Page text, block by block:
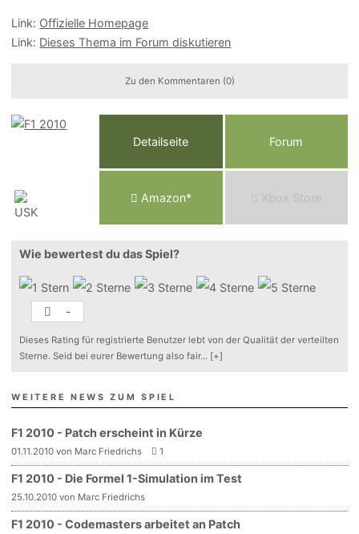
Link: Offizielle Homepage
Link: Dieses Thema im Forum diskutieren
Zu den Kommentaren (0)
Detailseite Forum
Amazon* Xbox Store
Wie bewertest du das Spiel?
-
Dieses Rating für registrierte Benutzer lebt von der Qualität der verteilten
Sterne. Seid bei eurer Bewertung also fair... [+]
WEITERE NEWS ZUM SPIEL
F1 2010 - Patch erscheint in Kürze
01.11.2010 von Marc Friedrichs 1
F1 2010 - Die Formel 1-Simulation im Test
25.10.2010 von Marc Friedrichs
F1 2010 - Codemasters arbeitet an Patch